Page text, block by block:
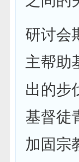
研讨会
主帮助
出的步
基督徒
加固宗